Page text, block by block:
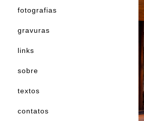
fotografias
gravuras
links
sobre
textos
contatos